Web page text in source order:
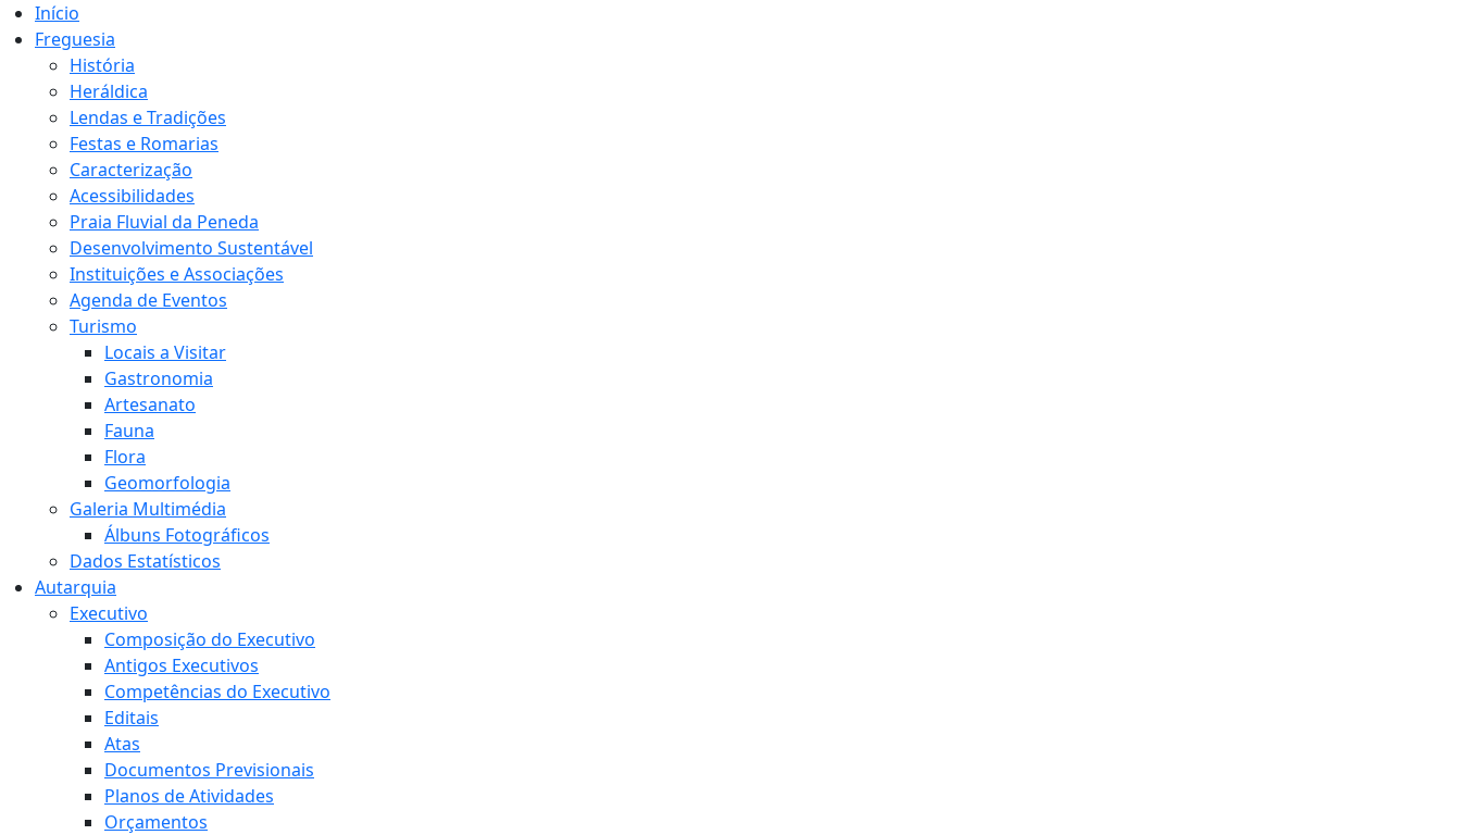
Início
Freguesia
História
Heráldica
Lendas e Tradições
Festas e Romarias
Caracterização
Acessibilidades
Praia Fluvial da Peneda
Desenvolvimento Sustentável
Instituições e Associações
Agenda de Eventos
Turismo
Locais a Visitar
Gastronomia
Artesanato
Fauna
Flora
Geomorfologia
Galeria Multimédia
Álbuns Fotográficos
Dados Estatísticos
Autarquia
Executivo
Composição do Executivo
Antigos Executivos
Competências do Executivo
Editais
Atas
Documentos Previsionais
Planos de Atividades
Orçamentos